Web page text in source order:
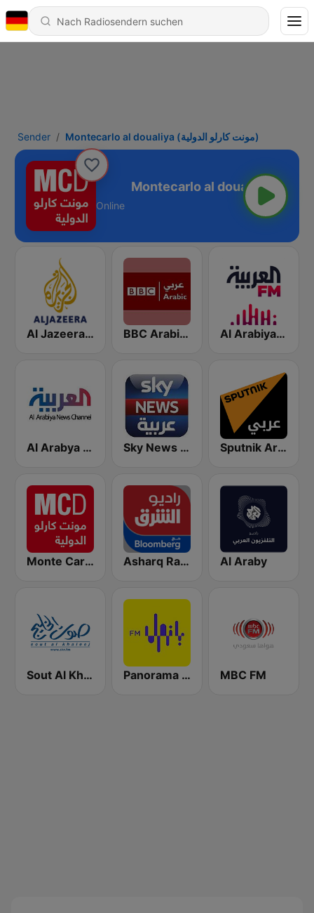
Sender Montecarlo al doualiya (مونت كارلو الدولية)
Montecarlo al doualiya (مونت كارلو الدولية)
Online
Al Jazeera Arabic (قناة الجزيرة) BBC Arabic (إذاعة بي بي سي العربية) Al Arabiya (العربية FM)
Al Arabya (العربية FM) Sky News Arabia (سكاي نيوز عربية) Sputnik Arabic (عربي)
Monte Carlo Doualiya Asharq Radio with Bloomberg Al Araby
Sout Al Khaleej FM صوت الخليج Panorama FM MBC FM